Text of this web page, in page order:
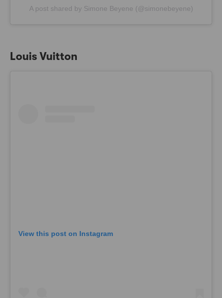
A post shared by Simone Beyene (@simonebeyene)
Louis Vuitton
View this post on Instagram